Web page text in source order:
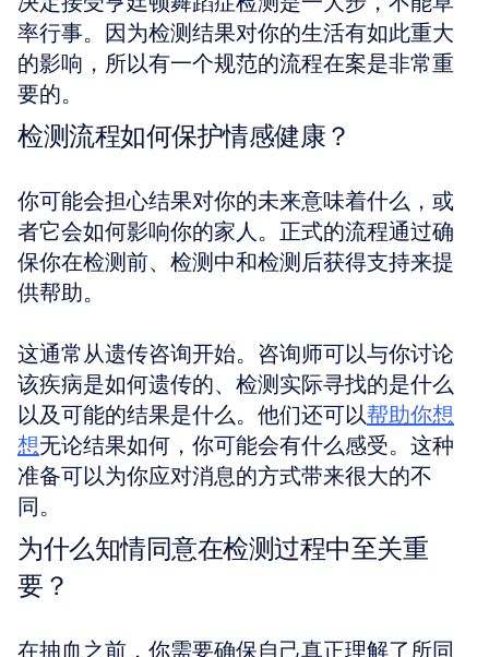
率行事。因为检测结果对你的生活有如此重大
的影响，所以有一个规范的流程在案是非常重
要的。
检测流程如何保护情感健康？
你可能会担心结果对你的未来意味着什么，或
者它会如何影响你的家人。正式的流程通过确
保你在检测前、检测中和检测后获得支持来提
供帮助。
这通常从遗传咨询开始。咨询师可以与你讨论
该疾病是如何遗传的、检测实际寻找的是什么
以及可能的结果是什么。他们还可以帮助你想
想无论结果如何，你可能会有什么感受。这种
准备可以为你应对消息的方式带来很大的不
同。
为什么知情同意在检测过程中至关重
要？
在抽血之前，你需要确保自己真正理解了所同